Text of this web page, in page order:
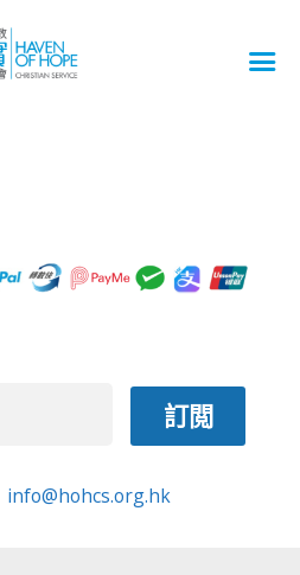
info@hohcs.org.hk